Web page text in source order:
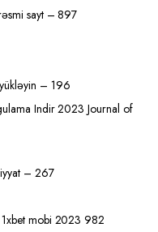
sayt – 897
– 196
Indir 2023 Journal of
– 267
1xbet mobi 2023 982